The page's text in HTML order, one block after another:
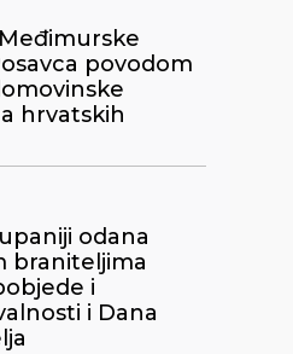
povodom
hrvatskih
odana
braniteljima
i
i Dana